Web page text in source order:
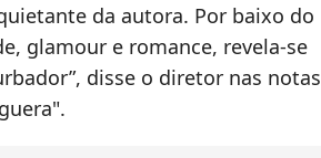
da autora. Por baixo do
glamour e romance, revela-se
disse o diretor nas notas